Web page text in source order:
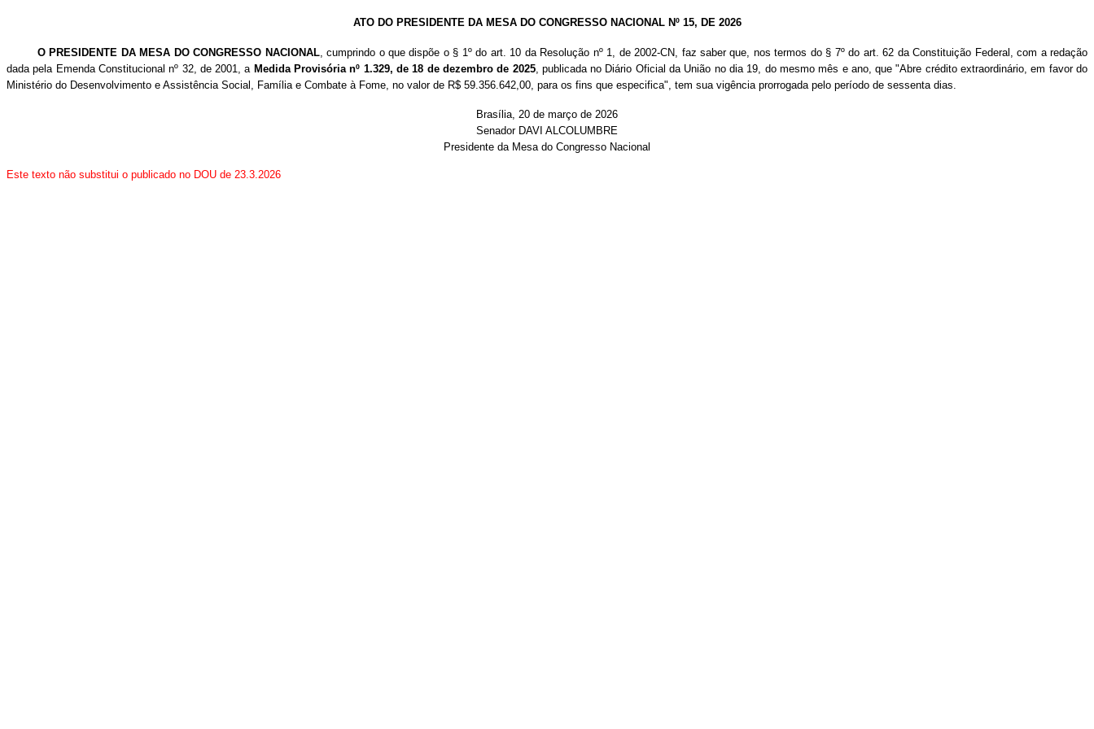
ATO DO PRESIDENTE DA MESA DO CONGRESSO NACIONAL Nº 15, DE 2026
O PRESIDENTE DA MESA DO CONGRESSO NACIONAL, cumprindo o que dispõe o § 1º do art. 10 da Resolução nº 1, de 2002-CN, faz saber que, nos termos do § 7º do art. 62 da Constituição Federal, com a redação
dada pela Emenda Constitucional nº 32, de 2001, a Medida Provisória nº 1.329, de 18 de dezembro de 2025, publicada no Diário Oficial da União no dia 19, do mesmo mês e ano, que "Abre crédito extraordinário, em favor do
Ministério do Desenvolvimento e Assistência Social, Família e Combate à Fome, no valor de R$ 59.356.642,00, para os fins que especifica", tem sua vigência prorrogada pelo período de sessenta dias.
Brasília, 20 de março de 2026
Senador DAVI ALCOLUMBRE
Presidente da Mesa do Congresso Nacional
Este texto não substitui o publicado no DOU de 23.3.2026